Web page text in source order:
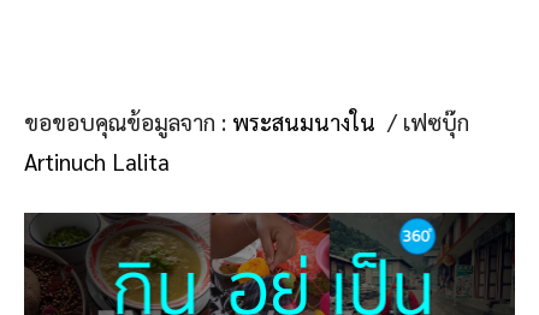
ขอขอบคุณข้อมูลจาก : พระสนมนางใน / เฟซบุ๊ก
Artinuch Lalita